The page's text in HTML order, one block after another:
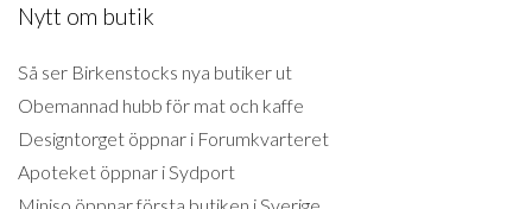
Nytt om butik
Så ser Birkenstocks nya butiker ut
Obemannad hubb för mat och kaffe
Designtorget öppnar i Forumkvarteret
Apoteket öppnar i Sydport